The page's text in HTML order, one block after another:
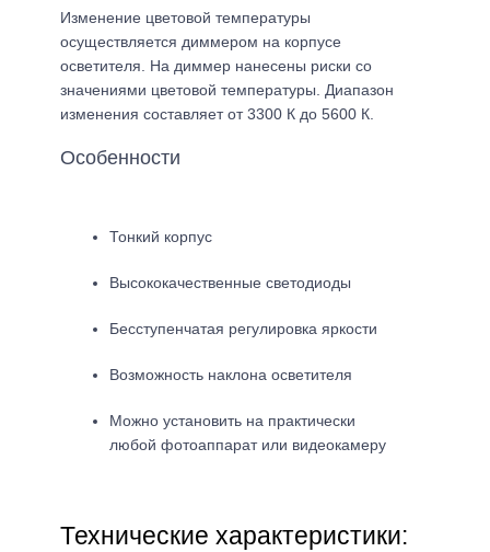
Изменение цветовой температуры
осуществляется диммером на корпусе
осветителя. На диммер нанесены риски со
значениями цветовой температуры. Диапазон
изменения составляет от 3300 К до 5600 К.
Особенности
Тонкий корпус
Высококачественные светодиоды
Бесступенчатая регулировка яркости
Возможность наклона осветителя
Можно установить на практически
любой фотоаппарат или видеокамеру
Технические характеристики: